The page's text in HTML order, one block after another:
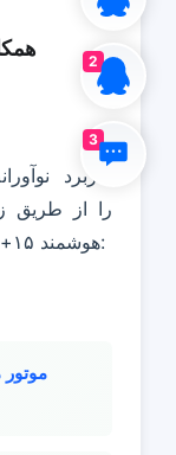
هوشمند ۱۵+ موتور هوش مصنوعی محقق می کند:
2
3